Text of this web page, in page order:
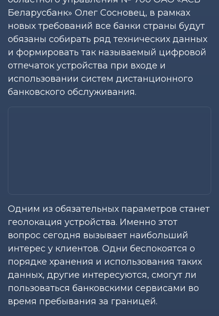
Беларусбанк» Олег Сосновец, в рамках
новых требований все банки страны будут
обязаны собирать ряд технических данных
и формировать так называемый цифровой
отпечаток устройства при входе и
использовании систем дистанционного
банковского обслуживания.
Одним из обязательных параметров станет
геолокация устройства. Именно этот
вопрос сегодня вызывает наибольший
интерес у клиентов. Одни беспокоятся о
порядке хранения и использования таких
данных, другие интересуются, смогут ли
пользоваться банковскими сервисами во
время пребывания за границей.